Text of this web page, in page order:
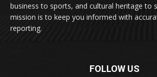
business to sports, and cultural heritage to
mission is to keep you informed with
reporting.
FOLLOW US